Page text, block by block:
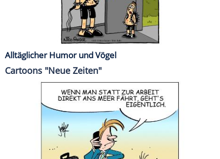
Alltäglicher Humor und Vögel
Cartoons "Neue Zeiten"